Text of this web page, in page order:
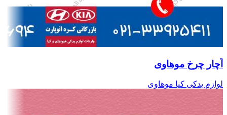
آچار چرخ موهاوی
لوازم یدکی کیا موهاوی